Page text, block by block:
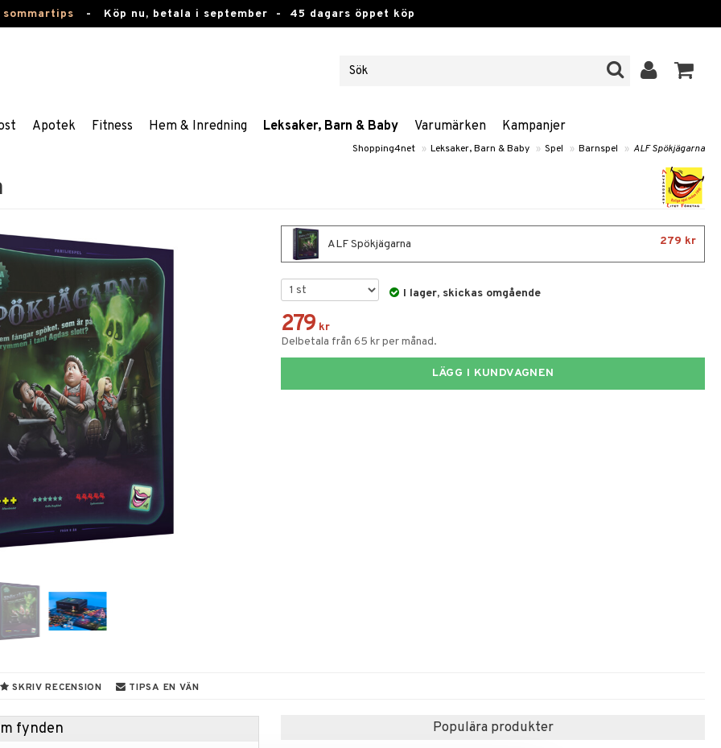
- Köp nu, betala i september - 45 dagars öppet köp
Apotek Fitness Hem & Inredning Leksaker, Barn & Baby Varumärken Kampanjer
Shopping4net » Leksaker, Barn & Baby » Spel » Barnspel » ALF Spökjägarna
ALF Spökjägarna 279 kr
I lager, skickas omgående
279 kr
Delbetala från 65 kr per månad.
LÄGG I KUNDVAGNEN
SKRIV RECENSION TIPSA EN VÄN
fynden Populära produkter